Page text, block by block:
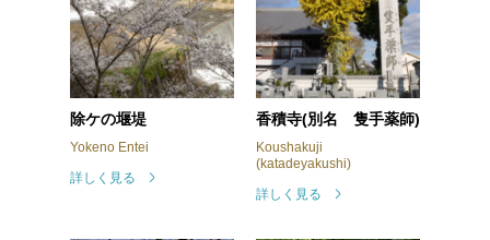
除ケの堰堤
Yokeno Entei
詳しく見る
香積寺(別名 隻手薬師)
Koushakuji
(katadeyakushi)
詳しく見る